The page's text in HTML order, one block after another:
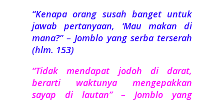
“Kenapa orang susah banget untuk
jawab pertanyaan, ‘Mau makan di
mana?” – Jomblo yang serba terserah
(hlm. 153)
“Tidak mendapat jodoh di darat,
berarti waktunya mengepakkan
sayap di lautan” – Jomblo yang